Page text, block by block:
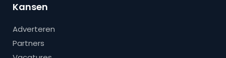
Kansen
Adverteren
Partners